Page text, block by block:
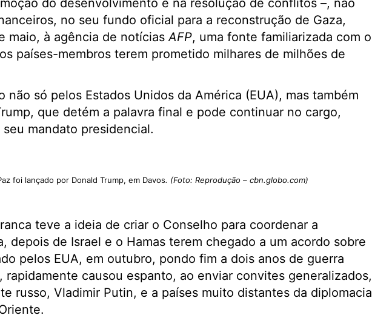
do desenvolvimento e na resolução de conflitos –, não
no seu fundo oficial para a reconstrução de Gaza,
maio, à agência de notíciasAFP, uma fonte familiarizada com o
países-membros terem prometido milhares de milhões de
não só pelos Estados Unidos da América (EUA), mas também
que detém a palavra final e pode continuar no cargo,
mandato presidencial.
foi lançado por Donald Trump, em Davos. (Foto: Reprodução – cbn.globo.com)
teve a ideia de criar o Conselho para coordenar a
depois de Israel e o Hamas terem chegado a um acordo sobre
pelos EUA, em outubro, pondo fim a dois anos de guerra
rapidamente causou espanto, ao enviar convites generalizados,
russo, Vladimir Putin, e a países muito distantes da diplomacia